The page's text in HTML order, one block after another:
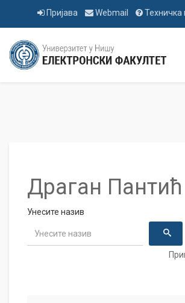
Пријава Webmail
Драган Пантић
Унесите назив